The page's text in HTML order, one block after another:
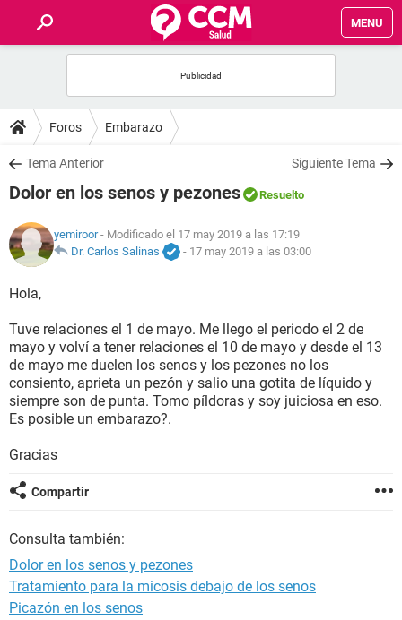
MENU
FOROS
SALUD
NUTRICIÓN
BIENESTAR
SEXUALIDAD
GLOSARIO
Foros Embarazo
Tema Anterior Siguiente Tema
Dolor en los senos y pezones Resuelto
yemiroor- Modificado el 17 may 2019 a las 17:19
Dr. Carlos Salinas
- 17 may 2019 a las 03:00
Hola,
Tuve relaciones el 1 de mayo. Me llego el periodo el 2 de
mayo y volví a tener relaciones el 10 de mayo y desde el 13
de mayo me duelen los senos y los pezones no los
consiento, aprieta un pezón y salio una gotita de líquido y
siempre son de punta. Tomo píldoras y soy juiciosa en eso.
Es posible un embarazo?.
Gracias
Compartir
Consulta también:
Dolor en los senos y pezones
Tratamiento para la micosis debajo de los senos
Picazón en los senos